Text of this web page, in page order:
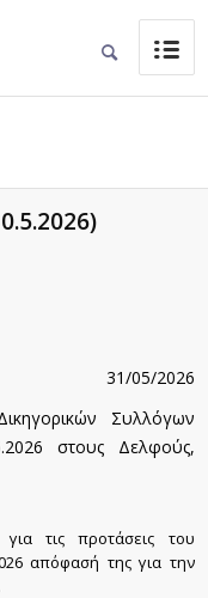
31/05/2026
Συλλόγων
στους Δελφούς,
τις προτάσεις του
απόφασή της για την